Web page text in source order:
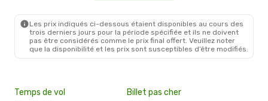
Les prix indiqués ci-dessous étaient disponibles au cours des
trois derniers jours pour la période spécifiée et ils ne doivent
pas être considérés comme le prix final offert. Veuillez noter
que la disponibilité et les prix sont susceptibles d’être modifiés.
Temps de vol Billet pas cher